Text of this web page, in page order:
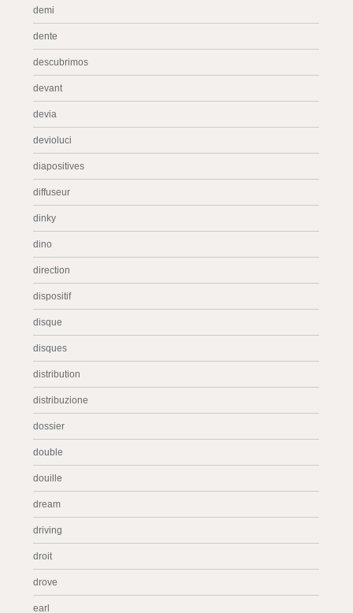
demi
dente
descubrimos
devant
devia
devioluci
diapositives
diffuseur
dinky
dino
direction
dispositif
disque
disques
distribution
distribuzione
dossier
double
douille
dream
driving
droit
drove
earl